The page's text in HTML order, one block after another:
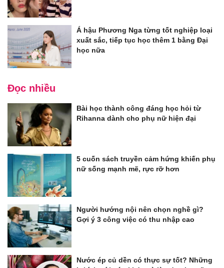
Á hậu Phương Nga từng tốt nghiệp loại
xuất sắc, tiếp tục học thêm 1 bằng Đại
học nữa
Đọc nhiều
Bài học thành công đáng học hỏi từ
Rihanna dành cho phụ nữ hiện đại
5 cuốn sách truyền cảm hứng khiến phụ
nữ sống mạnh mẽ, rực rỡ hơn
Người hướng nội nên chọn nghề gì?
Gợi ý 3 công việc có thu nhập cao
Nước ép củ dền có thực sự tốt? Những